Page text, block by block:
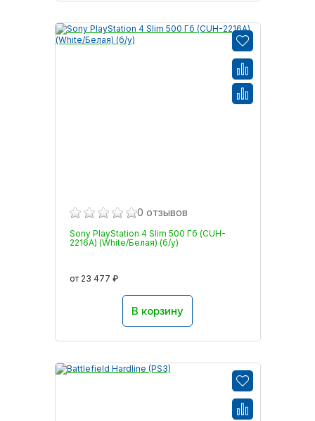
0 отзывов
Sony PlayStation 4 Slim 500 Гб (CUH-
2216A) (White/Белая) (б/у)
от 23 477 ₽
В корзину